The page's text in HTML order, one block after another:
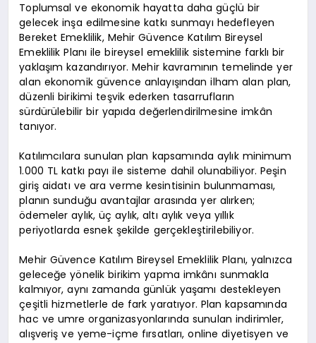
Toplumsal ve ekonomik hayatta daha güçlü bir
gelecek inşa edilmesine katkı sunmayı hedefleyen
Bereket Emeklilik, Mehir Güvence Katılım Bireysel
Emeklilik Planı ile bireysel emeklilik sistemine farklı bir
yaklaşım kazandırıyor. Mehir kavramının temelinde yer
alan ekonomik güvence anlayışından ilham alan plan,
düzenli birikimi teşvik ederken tasarrufların
sürdürülebilir bir yapıda değerlendirilmesine imkân
tanıyor.
Katılımcılara sunulan plan kapsamında aylık minimum
1.000 TL katkı payı ile sisteme dahil olunabiliyor. Peşin
giriş aidatı ve ara verme kesintisinin bulunmaması,
planın sunduğu avantajlar arasında yer alırken;
ödemeler aylık, üç aylık, altı aylık veya yıllık
periyotlarda esnek şekilde gerçekleştirilebiliyor.
Mehir Güvence Katılım Bireysel Emeklilik Planı, yalnızca
geleceğe yönelik birikim yapma imkânı sunmakla
kalmıyor, aynı zamanda günlük yaşamı destekleyen
çeşitli hizmetlerle de fark yaratıyor. Plan kapsamında
hac ve umre organizasyonlarında sunulan indirimler,
alışveriş ve yeme-içme fırsatları, online diyetisyen ve